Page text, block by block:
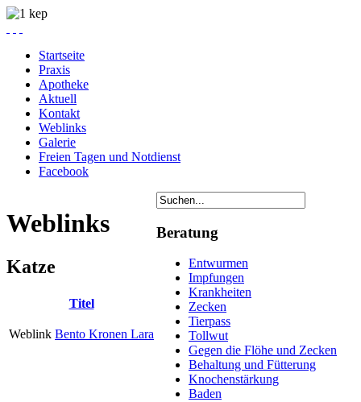
Startseite
Praxis
Apotheke
Aktuell
Kontakt
Weblinks
Galerie
Freien Tagen und Notdienst
Facebook
Weblinks
Katze
Titel
Weblink Bento Kronen Lara
Beratung
Entwurmen
Impfungen
Krankheiten
Zecken
Tierpass
Tollwut
Gegen die Flöhe und Zecken
Behaltung und Fütterung
Knochenstärkung
Baden